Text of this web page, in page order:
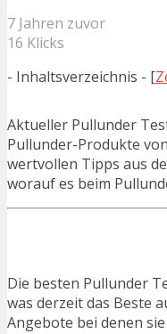
7 Jahren zuvor
16 Klicks
- Inhaltsverzeichnis - [
Aktueller Pullunder
Pullunder-Produkte
wertvollen Tipps aus
worauf es beim
Die besten Pullunder
was derzeit das Beste
Angebote bei denen